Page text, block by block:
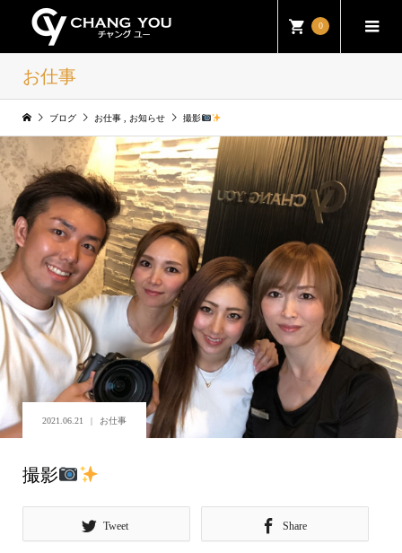
0
お仕事
ブログ お仕事 お知らせ 撮影
2021.06.21 お仕事
撮影
Tweet Share